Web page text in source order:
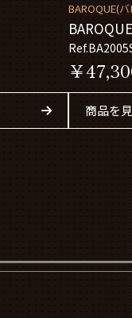
BAROQUE(
￥
商品を